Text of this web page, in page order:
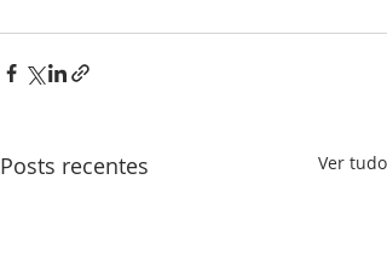
Posts recentes Ver tudo